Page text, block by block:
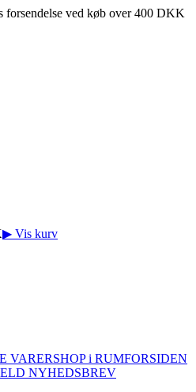
ved køb over 400 DKK
▶ Vis kurv
VARERSHOP i RUMFORSIDEN
NYHEDSBREV